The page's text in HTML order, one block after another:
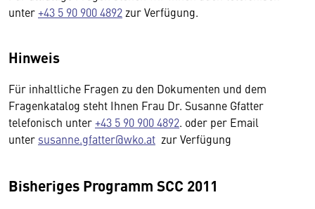
unter+43 5 90 900 4892 zur Verfügung.
Hinweis
Für inhaltliche Fragen zu den Dokumenten und dem
Fragenkatalog steht Ihnen Frau Dr. Susanne Gfatter
telefonisch unter+43 5 90 900 4892. oder per Email
unter susanne.gfatter@wko.at zur Verfügung
Bisheriges Programm SCC 2011